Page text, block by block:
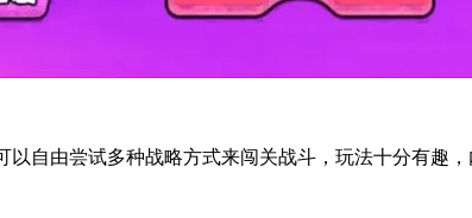
自由尝试多种战略方式来闯关战斗，玩法十分有趣